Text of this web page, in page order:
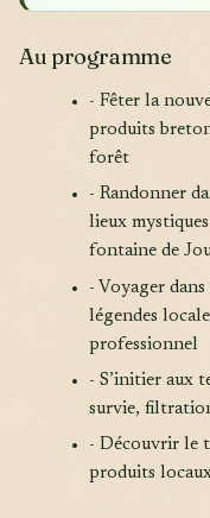
Au programme
- Fêter la
produits
forêt
- Randonner
lieux
fontaine de
- Voyager
légendes
professionnel
- S’initier aux
survie,
- Découvrir le
produits